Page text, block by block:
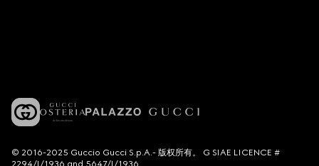
© 2016-2025 Guccio Gucci S.p.A.- 版权所有。 G SIAE LICENCE #
2294/I/1936 and 5647/I/1936